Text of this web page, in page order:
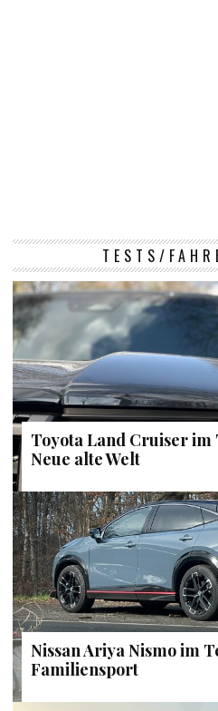
TESTS/
Toyota Land Cruiser im
Neue alte Welt
Nissan Ariya Nismo im
Familiensport